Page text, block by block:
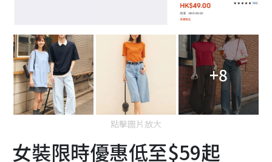
+8
點擊圖片放大
女裝限時優惠低至$59起